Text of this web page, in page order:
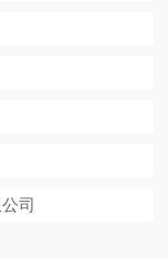
司